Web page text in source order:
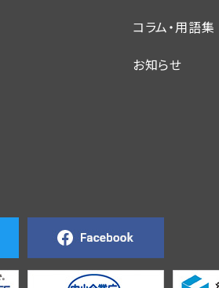
コラム・用語集
お知らせ